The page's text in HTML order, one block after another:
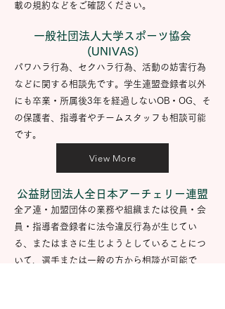
載の規約などをご確認ください。
一般社団法人大学スポーツ協会
(UNIVAS)
パワハラ行為、セクハラ行為、活動の妨害行為
などに関する相談先です。学生連盟登録者以外
にも卒業・所属後3年を経過しないOB・OG、そ
の保護者、指導者やチームスタッフも相談可能
です。
View More
公益財団法人全日本アーチェリー連盟
全ア連・加盟団体の業務や組織または役員・会
員・指導者登録者に法令違反行為が生じてい
る、またはまさに生じようとしていることにつ
いて、選手または一般の方から相談が可能で